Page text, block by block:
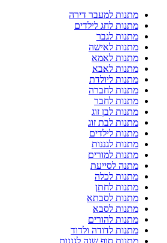
מתנות למעבר דירה
מתנות לחג לילדים
מתנות לגבר
מתנות לאישה
מתנות לאמא
מתנות לאבא
מתנות ליולדת
מתנות לחברה
מתנות לחבר
מתנות לבן זוג
מתנות לבת זוג
מתנות לילדים
מתנות לגננות
מתנות למורים
מתנה לסייעת
מתנות לכלה
מתנות לחתן
מתנות לסבתא
מתנות לסבא
מתנות להורים
מתנות לדודה ולדוד
מתנות סוף שנה לגננות